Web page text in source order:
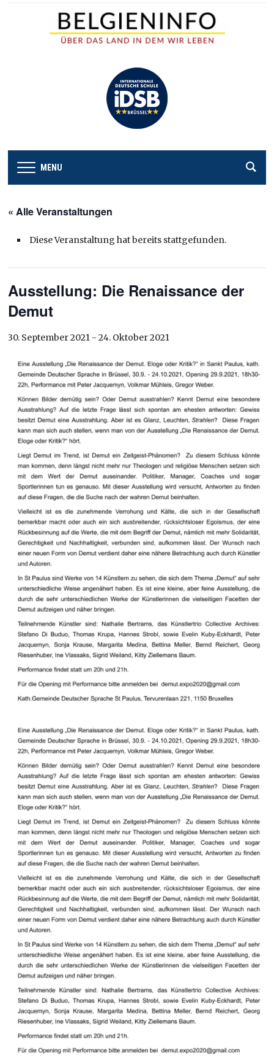
MENU
« Alle Veranstaltungen
Diese Veranstaltung hat bereits stattgefunden.
Ausstellung: Die Renaissance der
Demut
30. September 2021 -24. Oktober 2021